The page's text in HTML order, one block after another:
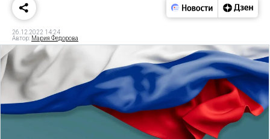
26.12.2022 14:24
Автор: Мария Федорова